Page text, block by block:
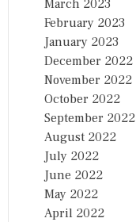
March 2023
February 2023
January 2023
December 2022
November 2022
October 2022
September 2022
August 2022
July 2022
June 2022
May 2022
April 2022